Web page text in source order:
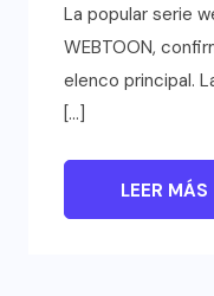
La popular serie
WEBTOON,
elenco principal.
[…]
LEER MÁS